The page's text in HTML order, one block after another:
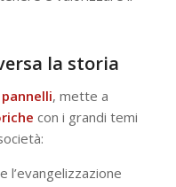
la storia
, mette a
con i grandi temi
l’evangelizzazione